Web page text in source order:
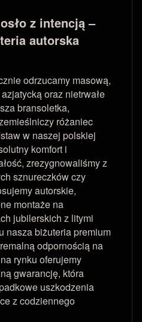
z intencją –
autorska
odrzucamy masową,
oraz nietrwałe
bransoletka,
różaniec
w naszej polskiej
komfort i
zrezygnowaliśmy z
sznureczków czy
autorskie,
montaże na
jubilerskich z litymi
nasza biżuteria premium
odpornością na
rynku oferujemy
gwarancję, która
uszkodzenia
z codziennego